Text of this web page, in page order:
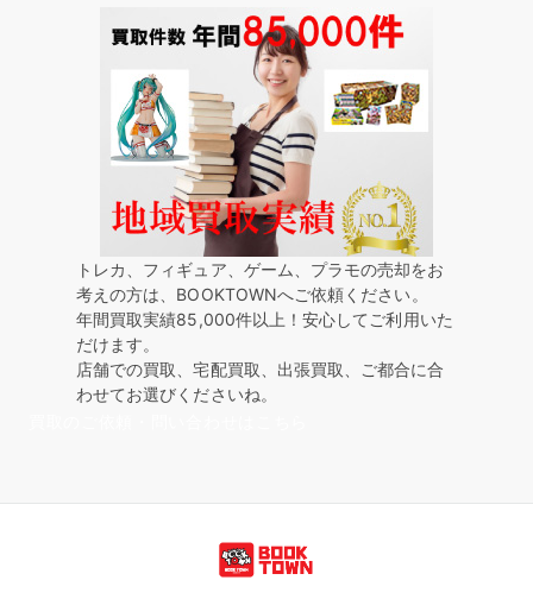
トレカ、フィギュア、ゲーム、プラモの売却をお
考えの方は、BOOKTOWNへご依頼ください。
年間買取実績85,000件以上！安心してご利用いた
だけます。
店舗での買取、宅配買取、出張買取、ご都合に合
わせてお選びくださいね。